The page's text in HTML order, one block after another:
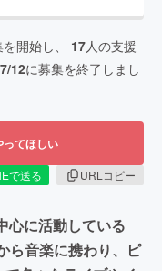
開始し、 17人の支援
12に募集を終了しまし
ってほしい
で送る
URLコピー
に活動している
ら音楽に携わり、ピ